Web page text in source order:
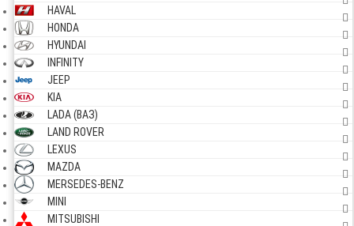
HAVAL
HONDA
HYUNDAI
INFINITY
JEEP
KIA
LADA (ВАЗ)
LAND ROVER
LEXUS
MAZDA
MERSEDES-BENZ
MINI
MITSUBISHI